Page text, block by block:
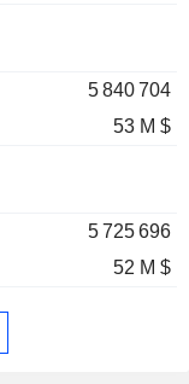
5 840 704
53 M $
5 725 696
52 M $